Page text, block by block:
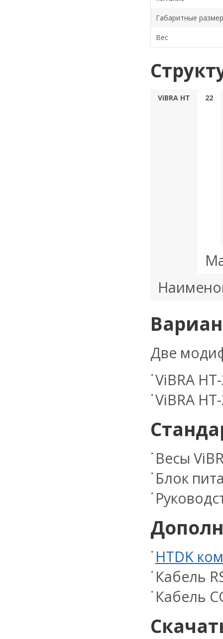
Габаритные
Вес
ViBRA HT 22
Две
ViBRA
ViBRA
Весы
Блок
HTDK
Кабель
Кабель